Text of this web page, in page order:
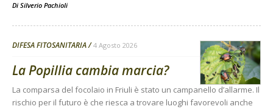
Di Silverio Pachioli
DIFESA FITOSANITARIA 4 Agosto 2026
La Popillia cambia marcia?
La comparsa del focolaio in Friuli è stato un campanello d’allarme. Il
rischio per il futuro è che riesca a trovare luoghi favorevoli anche